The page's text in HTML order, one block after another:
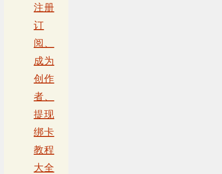
注册
订
阅、
成为
创作
者、
提现
绑卡
教程
大全